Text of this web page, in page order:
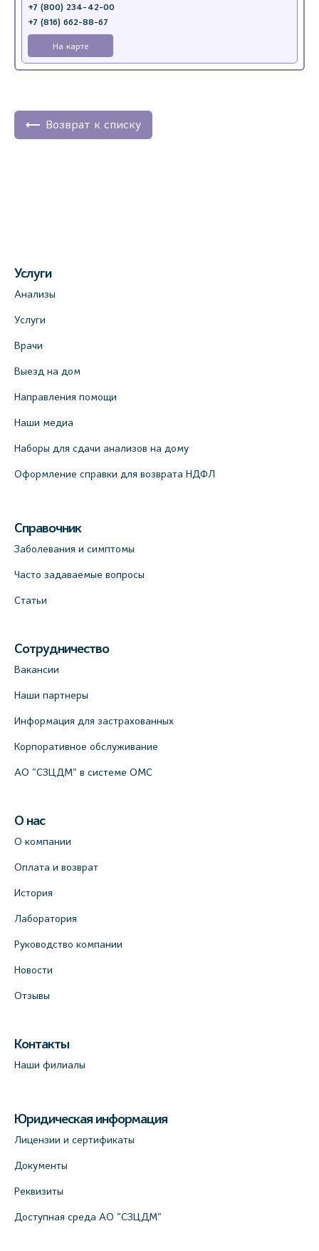
+7 (800) 234-42-00
+7 (816) 662-88-67
На карте
Возврат к списку
Услуги
Анализы
Услуги
Врачи
Выезд на дом
Направления помощи
Наши медиа
Наборы для сдачи анализов на дому
Оформление справки для возврата НДФЛ
Справочник
Заболевания и симптомы
Часто задаваемые вопросы
Статьи
Сотрудничество
Вакансии
Наши партнеры
Информация для застрахованных
Корпоративное обслуживание
АО "СЗЦДМ" в системе ОМС
О нас
О компании
Оплата и возврат
История
Лаборатория
Руководство компании
Новости
Отзывы
Контакты
Наши филиалы
Юридическая информация
Лицензии и сертификаты
Документы
Реквизиты
Доступная среда АО "СЗЦДМ"